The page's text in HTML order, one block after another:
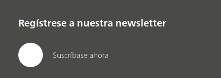
Regístrese a nuestra newsletter
Suscríbase ahora